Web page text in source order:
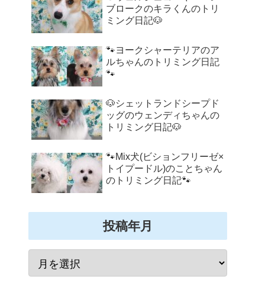
ブロークのキラくんのトリ
ミング日記🐶
🐾ヨークシャーテリアのア
ルちゃんのトリミング日記
🐾
🐶シェットランドシープド
ッグのウェンディちゃんの
トリミング日記🐶
🐾Mix犬(ビションフリーゼ×
トイプードル)のことちゃん
のトリミング日記🐾
投稿年月